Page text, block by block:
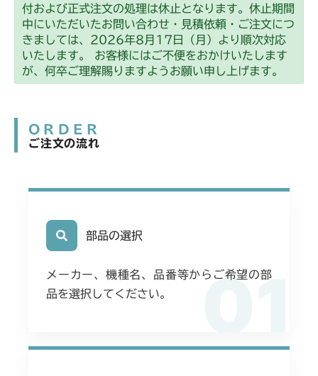
フロントデフ FIG4 ナックル
ミッション FIG7 PTO
フロントデフ FIG4 ナックル
本体 FIG17 ステアリング
ミッション FIG7 PTO
CMX2402HC
本体 FIG23 ステアリング
CMX2404HC/V/S
ミッション FIG7 PTO
本体 FIG21 ステアリング
CMX2504
フロントデフ FIG4 ナックル
ミッション FIG7 PTO
CMX2508YC/YCS
本体 FIG18 刈刃ケースAssy(Center)
本体 FIG19 刈刃ケースAssy(Right)
付および正式注文の処理は休止となります。休止期間
中にいただいたお問い合わせ・見積依頼・ご注文につ
きましては、2026年8月17日（月）より順次対応
いたします。 お客様にはご不便をおかけいたします
が、何卒ご理解賜りますようお願い申し上げます。
ORDER
ご注文の流れ
01
部品の選択
メーカー、機種名、品番等からご希望の部
品を選択してください。